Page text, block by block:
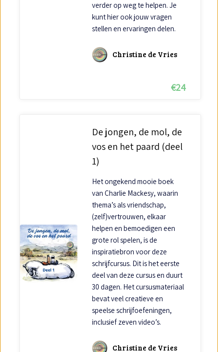
verder op weg te helpen. Je
kunt hier ook jouw vragen
stellen en ervaringen delen.
Christine de Vries
€24
De jongen, de mol, de
vos en het paard (deel
1)
Het ongekend mooie boek
van Charlie Mackesy, waarin
thema’s als vriendschap,
(zelf)vertrouwen, elkaar
helpen en bemoedigen een
grote rol spelen, is de
inspiratiebron voor deze
schrijfcursus. Dit is het eerste
deel van deze cursus en duurt
30 dagen. Het cursusmateriaal
bevat veel creatieve en
speelse schrijfoefeningen,
inclusief zeven video’s.
Christine de Vries